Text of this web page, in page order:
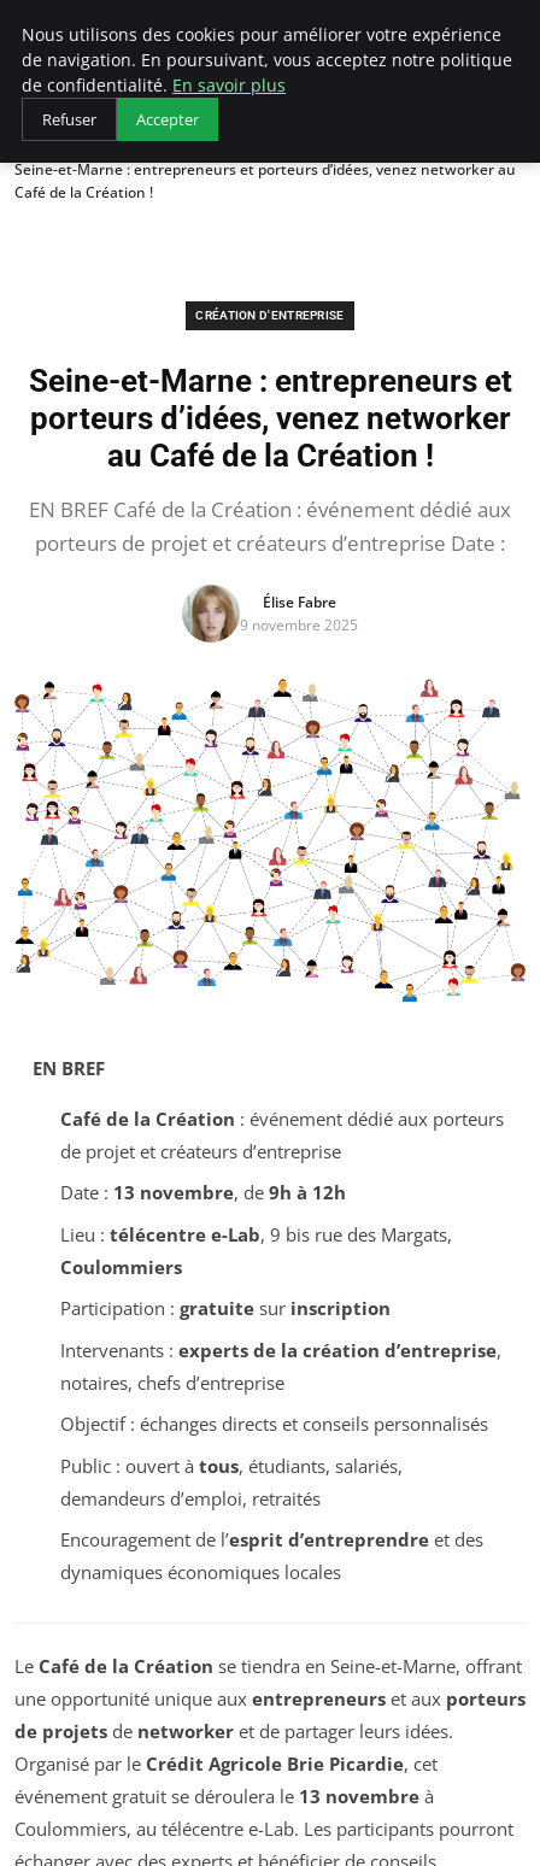
LECFCM
Accueil
Création d'entreprise
Seine-et-Marne : entrepreneurs et porteurs d’idées, venez networker au
Café de la Création !
CRÉATION D'ENTREPRISE
Seine-et-Marne : entrepreneurs et
porteurs d’idées, venez networker
au Café de la Création !
EN BREF Café de la Création : événement dédié aux
porteurs de projet et créateurs d’entreprise Date :
Élise Fabre
9 novembre 2025
EN BREF
Café de la Création : événement dédié aux porteurs
de projet et créateurs d’entreprise
Date : 13 novembre, de 9h à 12h
Lieu : télécentre e-Lab, 9 bis rue des Margats,
Coulommiers
Participation : gratuitesur inscription
Intervenants : experts de la création d’entreprise,
notaires, chefs d’entreprise
Objectif : échanges directs et conseils personnalisés
Public : ouvert à tous, étudiants, salariés,
demandeurs d’emploi, retraités
Encouragement de l’esprit d’entreprendreet des
dynamiques économiques locales
Le Café de la Création se tiendra en Seine-et-Marne, offrant
une opportunité unique aux entrepreneurs et aux porteurs
de projets de networker et de partager leurs idées.
Organisé par le Crédit Agricole Brie Picardie, cet
événement gratuit se déroulera le 13 novembre à
Coulommiers, au télécentre e-Lab. Les participants pourront
Nous utilisons des cookies pour améliorer votre expérience
de navigation. En poursuivant, vous acceptez notre politique
de confidentialité. En savoir plus
Refuser Accepter